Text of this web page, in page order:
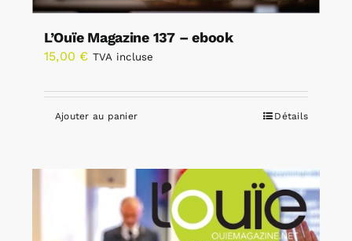
L’Ouïe Magazine 137 – ebook
15,00 € TVA incluse
Ajouter au panier Détails